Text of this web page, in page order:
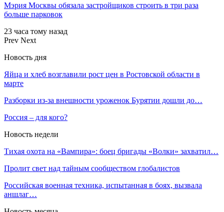
Мэрия Москвы обязала застройщиков строить в три раза
больше парковок
23 часа тому назад
Prev Next
Новость дня
Яйца и хлеб возглавили рост цен в Ростовской области в
марте
Разборки из-за внешности уроженок Бурятии дошли до…
Россия – для кого?
Новость недели
Тихая охота на «Вампира»: боец бригады «Волки» захватил…
Пролит свет над тайным сообществом глобалистов
Российская военная техника, испытанная в боях, вызвала
аншлаг…